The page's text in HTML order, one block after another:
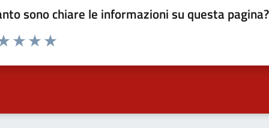
sono chiare le informazioni su questa pagina?
1 a 5 stelle la pagina